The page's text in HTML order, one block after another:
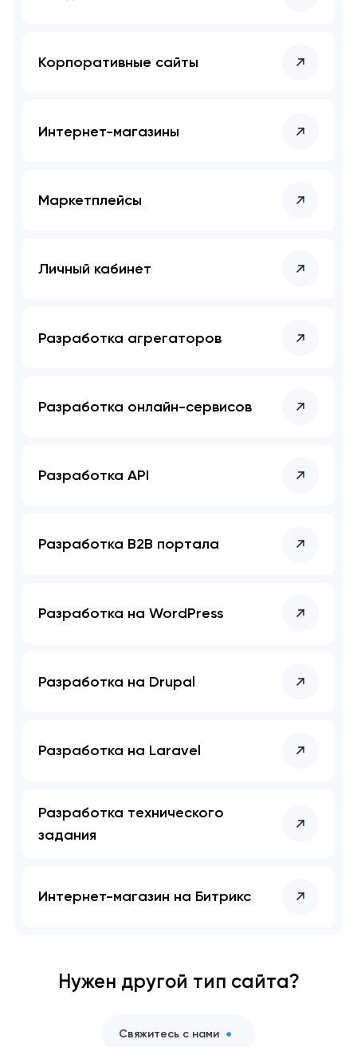
Корпоративные сайты
Интернет-магазины
Маркетплейсы
Личный кабинет
Разработка агрегаторов
Разработка онлайн-сервисов
Разработка API
Разработка B2B портала
Разработка на WordPress
Разработка на Drupal
Разработка на Laravel
Разработка технического
задания
Интернет-магазин на Битрикс
Нужен другой тип сайта?
Свяжитесь с нами